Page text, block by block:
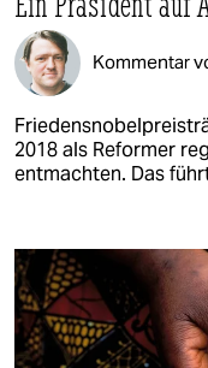
Kommentar
2018 als Reformer
entmachten. Das